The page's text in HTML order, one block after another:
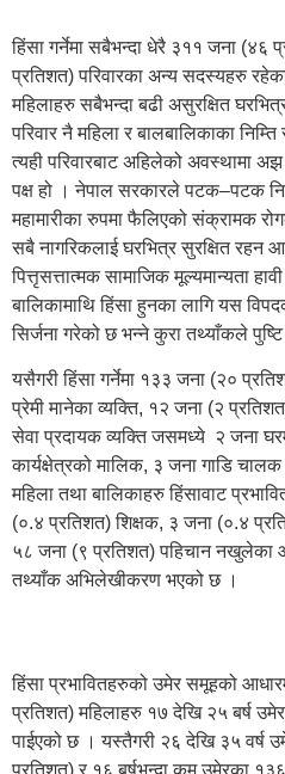
हिंसा गर्नेमा सबैभन्दा धेरै ३११ जना (४६
प्रतिशत) परिवारका अन्य सदस्यहरु
महिलाहरु सबैभन्दा बढी असुरक्षित
परिवार नै महिला र बालबालिकाका
त्यही परिवारबाट अहिलेको अवस्थामा
पक्ष हो । नेपाल सरकारले पटक–पटक
महामारीका रुपमा फैलिएको संक्रामक
सबै नागरिकलाई घरभित्र सुरक्षित रहन
पित्तृसत्तात्मक सामाजिक मूल्यमान्यता
बालिकामाथि हिंसा हुनका लागि यस
सिर्जना गरेको छ भन्ने कुरा तथ्याँकले
यसैगरी हिंसा गर्नेमा १३३ जना (२०
प्रेमी मानेका व्यक्ति, १२ जना (२
सेवा प्रदायक व्यक्ति जसमध्ये २ जना
कार्यक्षेत्रको मालिक, ३ जना गाडि
महिला तथा बालिकाहरु हिंसावाट
(०.४ प्रतिशत) शिक्षक, ३ जना (०.४
५८ जना (९ प्रतिशत) पहिचान नखुलेका
तथ्याँक अभिलेखीकरण भएको छ ।
हिंसा प्रभावितहरुको उमेर समूहको
प्रतिशत) महिलाहरु १७ देखि २५ बर्ष
पाईएको छ । यस्तैगरी २६ देखि ३५ वर्ष
प्रतिशत) र १६ बर्षभन्दा कम उमेरका